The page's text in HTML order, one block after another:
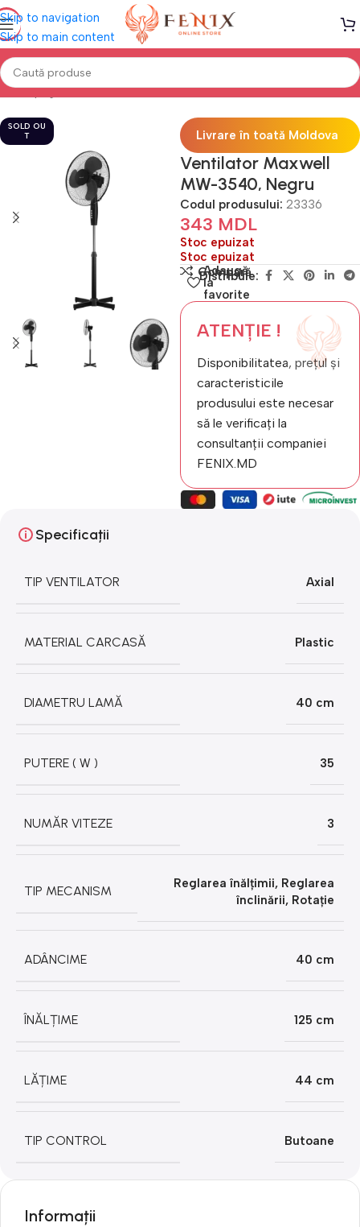
Skip to navigation
Skip to main content
Prima pagină Climatizare Ventilatoare
SOLD OU
T
Livrare în toată Moldova
Ventilator Maxwell
MW-3540, Negru
Codul produsului: 23336
343 MDL
Stoc epuizat
Stoc epuizat
Compară
Adaugă
la
favorite
Distribuie:
ATENȚIE !
Disponibilitatea, prețul și
caracteristicile
produsului este necesar
să le verificați la
consultanții companiei
FENIX.MD
Specificații
TIP VENTILATOR Axial
MATERIAL CARCASĂ Plastic
DIAMETRU LAMĂ 40 cm
PUTERE ( W ) 35
NUMĂR VITEZE 3
TIP MECANISM
Reglarea înălțimii, Reglarea
înclinării, Rotație
ADÂNCIME 40 cm
ÎNĂLȚIME 125 cm
LĂȚIME 44 cm
TIP CONTROL Butoane
Informații